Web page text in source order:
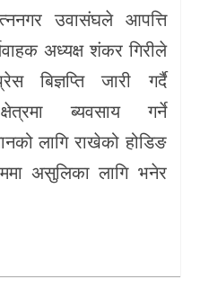
उवासंघले आपत्ति
अध्यक्ष शंकर गिरीले
बिज्ञप्ति जारी गर्दै
ब्यवसाय गर्ने
लागि राखेको होडिङ
असुलिका लागि भनेर